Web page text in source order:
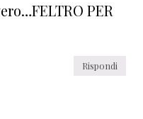
PER
Rispondi